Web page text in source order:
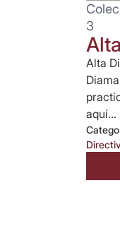
3
Alta
aquí...